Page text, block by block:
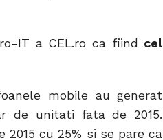
IT a CEL.ro ca fiind cel
mobile au generat
de unitati fata de 2015.
cu 25% si se pare ca